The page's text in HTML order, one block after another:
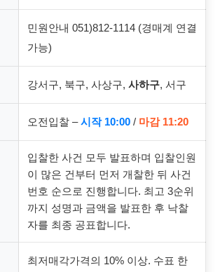
민원안내 051)812-1114 (경매계 연결
가능)
강서구, 북구, 사상구, 사하구, 서구
오전입찰 –시작 10:00 / 마감 11:20
입찰한 사건 모두 발표하며 입찰인원
이 많은 건부터 먼저 개찰한 뒤 사건
번호 순으로 진행합니다. 최고 3순위
까지 성명과 금액을 발표한 후 낙찰
자를 최종 공표합니다.
최저매각가격의 10% 이상. 수표 한